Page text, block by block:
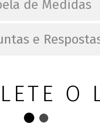
de Medidas
e
O